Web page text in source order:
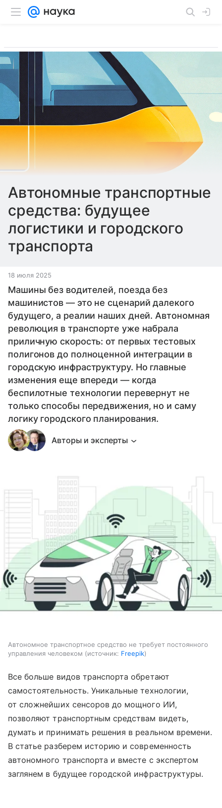
Автономные транспортные
средства: будущее
логистики и городского
транспорта
18 июля 2025
Машины без водителей, поезда без
машинистов — это не сценарий далекого
будущего, а реалии наших дней. Автономная
революция в транспорте уже набрала
приличную скорость: от первых тестовых
полигонов до полноценной интеграции в
городскую инфраструктуру. Но главные
изменения еще впереди — когда
беспилотные технологии перевернут не
только способы передвижения, но и саму
логику городского планирования.
Авторы и эксперты
Автономное транспортное средство не требует постоянного
управления человеком
источник: Freepik
Все больше видов транспорта обретают
самостоятельность. Уникальные технологии,
от сложнейших сенсоров до мощного ИИ,
позволяют транспортным средствам видеть,
думать и принимать решения в реальном времени.
В статье разберем историю и современность
автономного транспорта и вместе с экспертом
заглянем в будущее городской инфраструктуры.